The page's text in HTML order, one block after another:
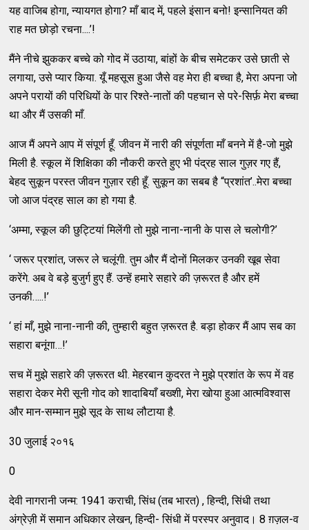
यह वाजिब होगा, न्यायगत होगा? माँ बाद में, पहले इंसान बनो! इन्सानियत की
राह मत छोड़ो रचना....’!
मैंने नीचे झुककर बच्चे को गोद में उठाया, बांहों के बीच समेटकर उसे छाती से
लगाया, उसे प्यार किया. यूँ महसूस हुआ जैसे वह मेरा ही बच्चा है, मेरा अपना जो
अपने परायों की परिधियों के पार रिश्ते-नातों की पहचान से परे-सिर्फ़ मेरा बच्चा
था और मैं उसकी माँ.
आज मैं अपने आप में संपूर्ण हूँ. जीवन में नारी की संपूर्णता माँ बनने में है-जो मुझे
मिली है. स्कूल में शिक्षिका की नौकरी करते हुए भी पंद्रह साल गुज़र गए हैं,
बेहद सुकून परस्त जीवन गुज़ार रही हूँ. सुकून का सबब है “प्रशांत’..मेरा बच्चा
जो आज पंद्रह साल का हो गया है.
‘अम्मा, स्कूल की छुट्टियां मिलेंगी तो मुझे नाना-नानी के पास ले चलोगी?’
‘ जरूर प्रशांत, जरूर ले चलूंगी. तुम और मैं दोनों मिलकर उनकी खूब सेवा
करेंगे. अब वे बड़े बुजुर्ग हुए हैं. उन्हें हमारे सहारे की ज़रूरत है और हमें
उनकी…..!’
‘ हां माँ, मुझे नाना-नानी की, तुम्हारी बहुत ज़रूरत है. बड़ा होकर मैं आप सब का
सहारा बनूंगा…!’
सच में मुझे सहारे की ज़रूरत थी. मेहरबान कुदरत ने मुझे प्रशांत के रूप में वह
सहारा देकर मेरी सूनी गोद को शादाबियाँ बख्शी, मेरा खोया हुआ आत्मविश्वास
और मान-सम्मान मुझे सूद के साथ लौटाया है.
30 जुलाई २०१६
0
देवी नागरानी जन्म: 1941 कराची, सिंध (तब भारत) , हिन्दी, सिंधी तथा
अंग्रेज़ी में समान अधिकार लेखन, हिन्दी- सिंधी में परस्पर अनुवाद। 8 ग़ज़ल-व